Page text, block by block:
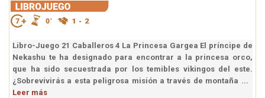
Libro-Juego 21 Caballeros 4 La Princesa Gargea El príncipe de
Nekashu te ha designado para encontrar a la princesa orco,
que ha sido secuestrada por los temibles vikingos del este.
¿Sobrevivirás a esta peligrosa misión a través de montaña ...
Leer más